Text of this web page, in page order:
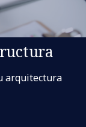
arquitectura